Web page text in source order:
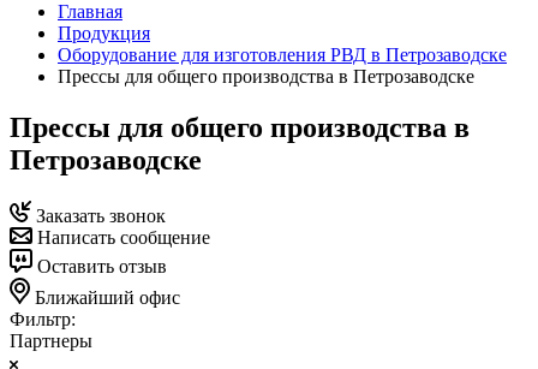
Главная
Продукция
Оборудование для изготовления РВД в Петрозаводске
Прессы для общего производства в Петрозаводске
Прессы для общего производства в
Петрозаводске
Заказать звонок
Написать сообщение
Оставить отзыв
Ближайший офис
Фильтр:
Партнеры